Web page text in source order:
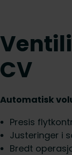
CV
Automatisk
Presis
Justeringer i
Bredt